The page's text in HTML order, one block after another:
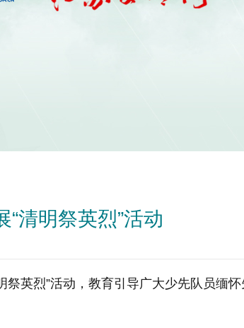
清明祭英烈”活动
英烈”活动，教育引导广大少先队员缅